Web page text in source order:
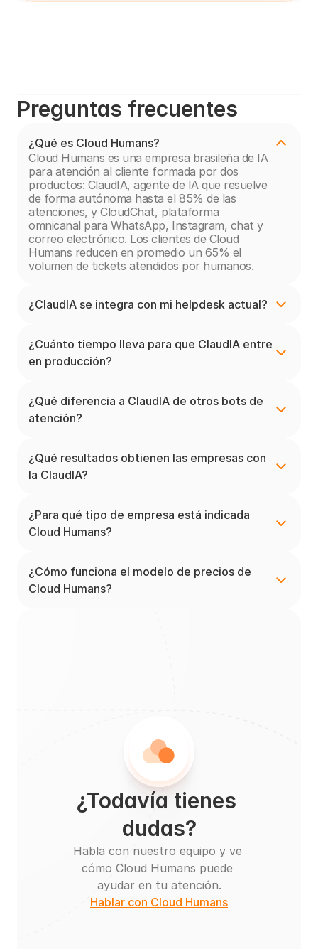
Preguntas frecuentes
¿Qué es Cloud Humans?
Cloud Humans es una empresa brasileña de IA
para atención al cliente formada por dos
productos: ClaudIA, agente de IA que resuelve
de forma autónoma hasta el 85% de las
atenciones, y CloudChat, plataforma
omnicanal para WhatsApp, Instagram, chat y
correo electrónico. Los clientes de Cloud
Humans reducen en promedio un 65% el
volumen de tickets atendidos por humanos.
¿ClaudIA se integra con mi helpdesk actual?
¿Cuánto tiempo lleva para que ClaudIA entre
en producción?
¿Qué diferencia a ClaudIA de otros bots de
atención?
¿Qué resultados obtienen las empresas con
la ClaudIA?
¿Para qué tipo de empresa está indicada
Cloud Humans?
¿Cómo funciona el modelo de precios de
Cloud Humans?
¿Todavía tienes
dudas?
Habla con nuestro equipo y ve
cómo Cloud Humans puede
ayudar en tu atención.
Hablar con Cloud Humans